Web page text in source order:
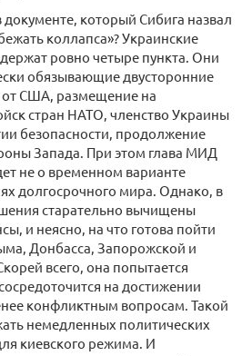
который Сибига назвал
коллапса»? Украинские
ровно четыре пункта. Они
обязывающие двусторонние
от США, размещение на
стран НАТО, членство Украины
безопасности, продолжение
Запада. При этом глава МИД
не о временном варианте
долгосрочного мира. Однако, в
старательно вычищены
и неясно, на что готова пойти
Донбасса, Запорожской и
всего, она попытается
на достижении
конфликтным вопросам. Такой
немедленных политических
киевского режима. И